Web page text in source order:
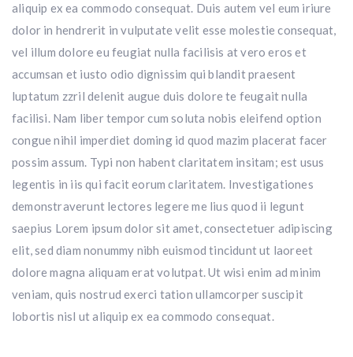
aliquip ex ea commodo consequat. Duis autem vel eum iriure
dolor in hendrerit in vulputate velit esse molestie consequat,
vel illum dolore eu feugiat nulla facilisis at vero eros et
accumsan et iusto odio dignissim qui blandit praesent
luptatum zzril delenit augue duis dolore te feugait nulla
facilisi. Nam liber tempor cum soluta nobis eleifend option
congue nihil imperdiet doming id quod mazim placerat facer
possim assum. Typi non habent claritatem insitam; est usus
legentis in iis qui facit eorum claritatem. Investigationes
demonstraverunt lectores legere me lius quod ii legunt
saepius Lorem ipsum dolor sit amet, consectetuer adipiscing
elit, sed diam nonummy nibh euismod tincidunt ut laoreet
dolore magna aliquam erat volutpat. Ut wisi enim ad minim
veniam, quis nostrud exerci tation ullamcorper suscipit
lobortis nisl ut aliquip ex ea commodo consequat.